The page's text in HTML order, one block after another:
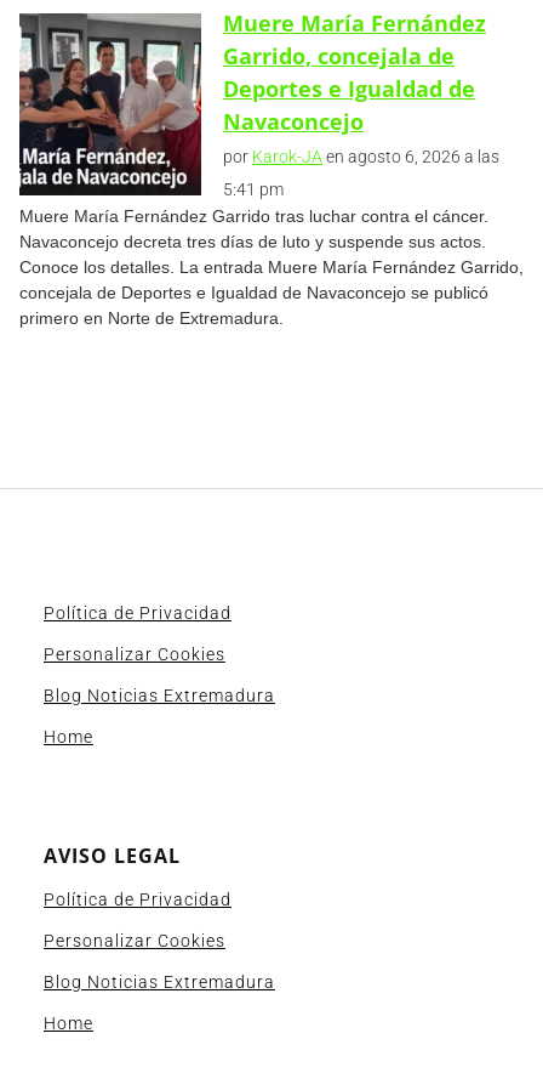
Muere María Fernández
Garrido, concejala de
Deportes e Igualdad de
Navaconcejo
por Karok-JA en agosto 6, 2026 a las
5:41 pm
Muere María Fernández Garrido tras luchar contra el cáncer.
Navaconcejo decreta tres días de luto y suspende sus actos.
Conoce los detalles. La entrada Muere María Fernández Garrido,
concejala de Deportes e Igualdad de Navaconcejo se publicó
primero en Norte de Extremadura.
Política de Privacidad
Personalizar Cookies
Blog Noticias Extremadura
Home
AVISO LEGAL
Política de Privacidad
Personalizar Cookies
Blog Noticias Extremadura
Home